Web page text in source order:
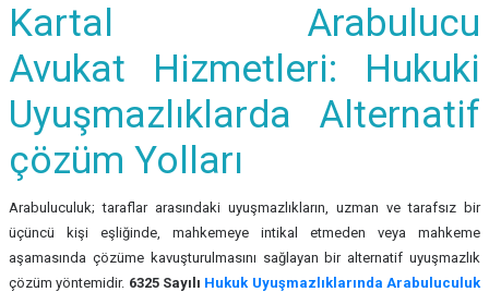
Kartal Arabulucu
Avukat Hizmetleri: Hukuki
Uyuşmazlıklarda Alternatif
çözüm Yolları
Arabuluculuk; taraflar arasındaki uyuşmazlıkların, uzman ve tarafsız bir
üçüncü kişi eşliğinde, mahkemeye intikal etmeden veya mahkeme
aşamasında çözüme kavuşturulmasını sağlayan bir alternatif uyuşmazlık
çözüm yöntemidir. 6325 Sayılı Hukuk Uyuşmazlıklarında Arabuluculuk